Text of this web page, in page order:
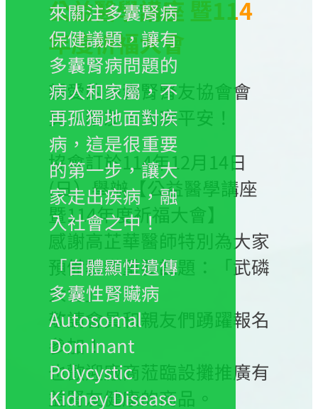
來關注多囊腎病
保健議題，讓有
多囊腎病問題的
病人和家屬，不
再孤獨地面對疾
病，這是很重要
的第一步，讓大
家走出疾病，融
入社會之中！
「自體顯性遺傳
多囊性腎贜病
Autosomal
Dominant
Polycystic
Kidney Disease
公益醫學講座 暨114
年度祈福大會
親愛的多囊腎腎友協會會
員、親友，大家平安！
協會訂於114年12月14日
(日）舉辦【公益醫學講座
暨114年度祈福大會】
感謝高芷華醫師特別為大家
預備教導重要課題：「武磷
大會」。
敬請會員和親友們踴躍報名
參加！
也歡迎廠商蒞臨設攤推廣有
益腎友健康的商品。